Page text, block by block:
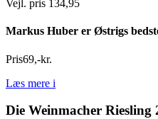
Vejl. pris 134,95
Markus Huber er Østrigs
Pris69,-kr.
Læs mere i
Die Weinmacher